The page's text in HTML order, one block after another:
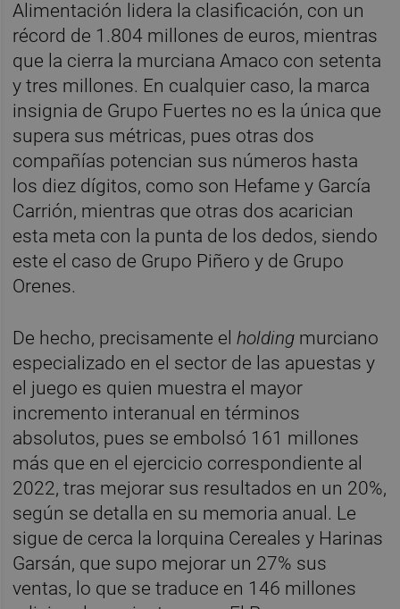
Alimentación lidera la clasificación, con un
récord de 1.804 millones de euros, mientras
que la cierra la murciana Amaco con setenta
y tres millones. En cualquier caso, la marca
insignia de Grupo Fuertes no es la única que
supera sus métricas, pues otras dos
compañías potencian sus números hasta
los diez dígitos, como son Hefame y García
Carrión, mientras que otras dos acarician
esta meta con la punta de los dedos, siendo
este el caso de Grupo Piñero y de Grupo
Orenes.
De hecho, precisamente elholding murciano
especializado en el sector de las apuestas y
el juego es quien muestra el mayor
incremento interanual en términos
absolutos, pues se embolsó 161 millones
más que en el ejercicio correspondiente al
2022, tras mejorar sus resultados en un 20%,
según se detalla en su memoria anual. Le
sigue de cerca la lorquina Cereales y Harinas
Garsán, que supo mejorar un 27% sus
ventas, lo que se traduce en 146 millones